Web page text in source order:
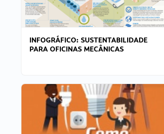
INFOGRÁFICO: SUSTENTABILIDADE
PARA OFICINAS MECÂNICAS